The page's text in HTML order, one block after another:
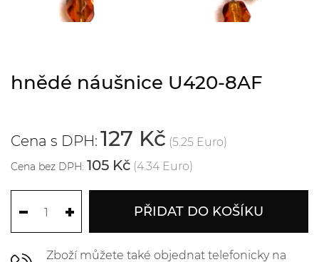
hnědé náušnice U420-8AF
Cena s DPH: 127 Kč (5.25 Euro)
Cena bez DPH: 105 Kč (4.34 Euro)
PŘIDAT DO KOŠÍKU
Zboží můžete také objednat telefonicky na